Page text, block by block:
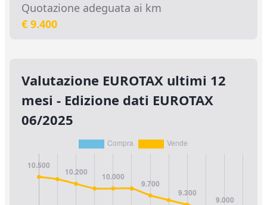
Quotazione adeguata ai km
€ 9.400
Valutazione EUROTAX ultimi 12
mesi - Edizione dati EUROTAX
06/2025